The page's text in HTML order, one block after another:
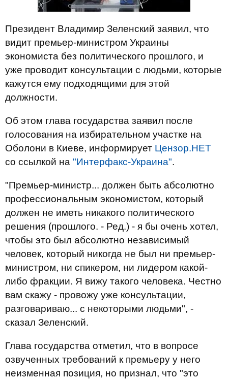
Президент Владимир Зеленский заявил, что
видит премьер-министром Украины
экономиста без политического прошлого, и
уже проводит консультации с людьми, которые
кажутся ему подходящими для этой
должности.
Об этом глава государства заявил после
голосования на избирательном участке на
Оболони в Киеве, информирует Цензор.НЕТ
со ссылкой на "Интерфакс-Украина".
"Премьер-министр... должен быть абсолютно
профессиональным экономистом, который
должен не иметь никакого политического
решения (прошлого. - Ред.) - я бы очень хотел,
чтобы это был абсолютно независимый
человек, который никогда не был ни премьер-
министром, ни спикером, ни лидером какой-
либо фракции. Я вижу такого человека. Честно
вам скажу - провожу уже консультации,
разговариваю... с некоторыми людьми", -
сказал Зеленский.
Глава государства отметил, что в вопросе
озвученных требований к премьеру у него
неизменная позиция, но признал, что "это